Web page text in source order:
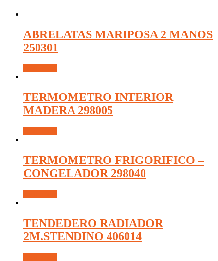
ABRELATAS MARIPOSA 2 MANOS
250301
TERMOMETRO INTERIOR
MADERA 298005
TERMOMETRO FRIGORIFICO –
CONGELADOR 298040
TENDEDERO RADIADOR
2M.STENDINO 406014